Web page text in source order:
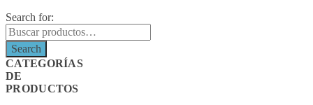
Search for:
Search
CATEGORÍAS
DE
PRODUCTOS